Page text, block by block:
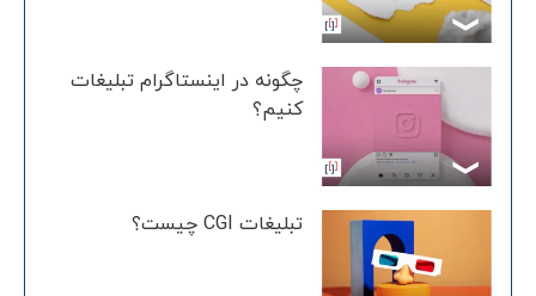
چگونه در اینستاگرام تبلیغات
کنیم؟
تبلیغات CGI چیست؟